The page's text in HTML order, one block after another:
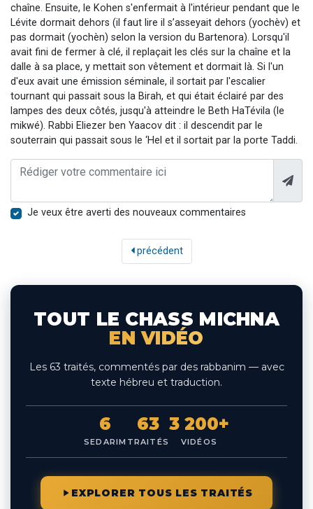
chaîne. Ensuite, le Kohen s'enfermait à l'intérieur pendant que le
Lévite dormait dehors (il faut lire il s’asseyait dehors (yochèv) et
pas dormait (yochèn) selon la version du Bartenora). Lorsqu'il
avait fini de fermer à clé, il replaçait les clés sur la chaîne et la
dalle à sa place, y mettait son vêtement et dormait là. Si l'un
d'eux avait une émission séminale, il sortait par l'escalier
tournant qui passait sous la Birah, et qui était éclairé par des
lampes des deux côtés, jusqu'à atteindre le Beth HaTévila (le
mikwé). Rabbi Eliezer ben Yaacov dit : il descendit par le
souterrain qui passait sous le ‘Hel et il sortait par la porte Taddi.
Je veux être averti des nouveaux commentaires
précédent
TOUT LE CHASS MICHNA
EN VIDÉO
Les 63 traités, commentés par des rabbanim — avec
texte hébreu et traduction.
6
SEDARIM
63
TRAITÉS
3 200+
VIDÉOS
EXPLORER TOUS LES TRAITÉS